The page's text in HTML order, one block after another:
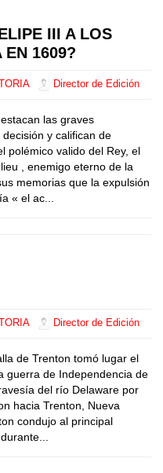
III A LOS
EN 1609?
Director de Edición
las graves
y califican de
polémico valido del Rey, el
, enemigo eterno de la
memorias que la expulsión
« el ac...
Director de Edición
de Trenton tomó lugar el
guerra de Independencia de
del río Delaware por
hacia Trenton, Nueva
condujo al principal